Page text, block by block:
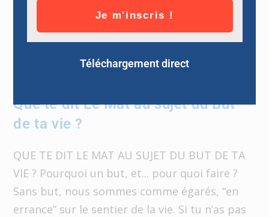
Que te dit Le Mat au sujet du But
de ta vie ?
QUE TE DIT LE MAT AU SUJET DU BUT DE TA
VIE ? Pourquoi un but, et... pour quoi faire ?
Sans but, nous sommes comme égarés, “en
errance” sur le sentier de la vie. Si tu n’as pas
Je m'inscris !
Téléchargement direct